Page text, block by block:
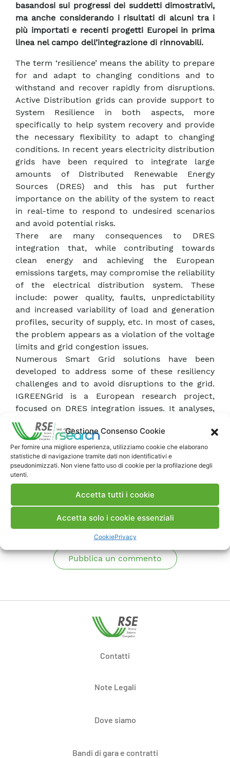
Gestione Consenso Cookie
Per fornire una migliore esperienza, utilizziamo cookie che elaborano
statistiche di navigazione tramite dati non identificativi e
pseudonimizzati. Non viene fatto uso di cookie per la profilazione degli
utenti.
Accetta tutti i cookie
Accetta solo i cookie essenziali
CookiePrivacy
basandosi sui progressi dei suddetti dimostrativi,
ma anche considerando i risultati di alcuni tra i
più importati e recenti progetti Europei in prima
linea nel campo dell’integrazione di rinnovabili.
The term ‘resilience’ means the ability to prepare
for and adapt to changing conditions and to
withstand and recover rapidly from disruptions.
Active Distribution grids can provide support to
System Resilience in both aspects, more
specifically to help system recovery and provide
the necessary flexibility to adapt to changing
conditions. In recent years electricity distribution
grids have been required to integrate large
amounts of Distributed Renewable Energy
Sources (DRES) and this has put further
importance on the ability of the system to react
in real-time to respond to undesired scenarios
and avoid potential risks.
There are many consequences to DRES
integration that, while contributing towards
clean energy and achieving the European
emissions targets, may compromise the reliability
of the electrical distribution system. These
include: power quality, faults, unpredictability
and increased variability of load and generation
profiles, security of supply, etc. In most of cases,
the problem appears as a violation of the voltage
limits and grid congestion issues.
Numerous Smart Grid solutions have been
developed to address some of these resiliency
challenges and to avoid disruptions to the grid.
IGREENGrid is a European research project,
focused on DRES integration issues. It analyses,
using six successful large scale demonstration
projects and the practical implementations of
Smart Grid solutions.
Commenti
Pubblica un commento
Contatti
Note Legali
Dove siamo
Bandi di gara e contratti